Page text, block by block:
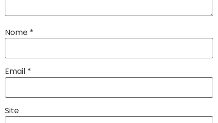
Nome *
Email *
Site